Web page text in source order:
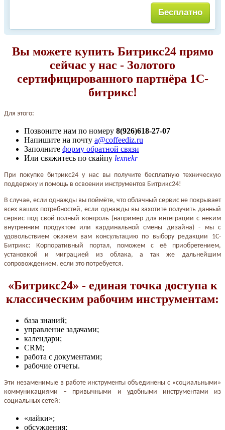
Бесплатно
Вы можете купить Битрикс24 прямо
сейчас у нас - Золотого
сертифицированного партнёра 1С-
битрикс!
Для этого:
Позвоните нам по номеру 8(926)618-27-07
Напишите на почту a@coffeediz.ru
Заполните форму обратной связи
Или свяжитесь по скайпу lexnekr
При покупке битрикс24 у нас вы получите бесплатную техническую
поддержку и помощь в освоении инструментов Битрикс24!
В случае, если однажды вы поймёте, что облачный сервис не покрывает
всех ваших потребностей, если однажды вы захотите получить данный
сервис под свой полный контроль (например для интеграции с неким
внутренним продуктом или кардинальной смены дизайна) - мы с
удовольствием окажем вам консультацию по выбору редакции 1С-
Битрикс: Корпоративный портал, поможем с её приобретением,
установкой и миграцией из облака, а так же дальнейшим
сопровождением, если это потребуется.
«Битрикс24» - единая точка доступа к
классическим рабочим инструментам:
база знаний;
управление задачами;
календари;
CRM;
работа с документами;
рабочие отчеты.
Эти незаменимые в работе инструменты объединены с «социальными»
коммуникациями – привычными и удобными инструментами из
социальных сетей:
«лайки»;
обсуждения;